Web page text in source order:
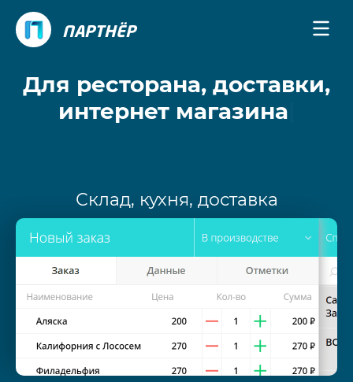
ПАРТНЁР
Для ресторана, доставки,
интернет магазина
Склад, кухня, доставка